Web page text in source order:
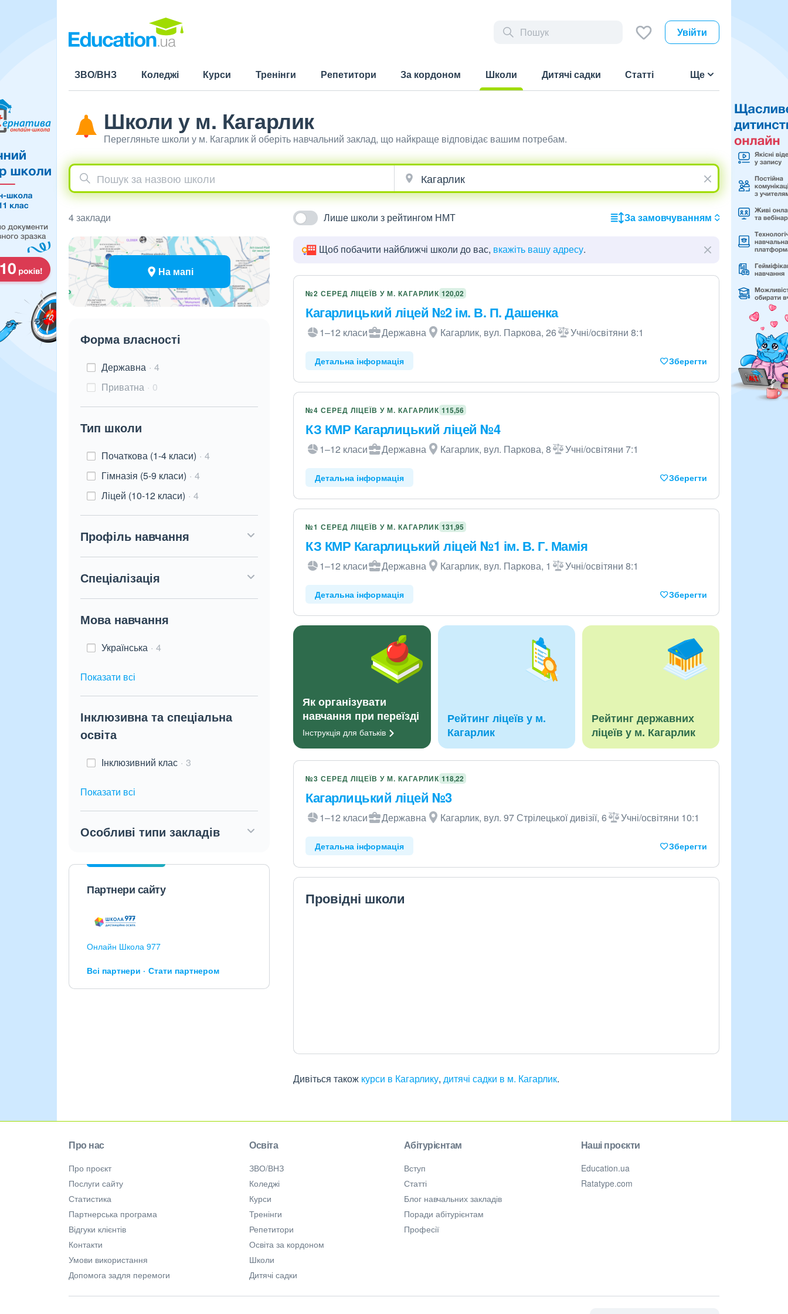
Увійти
ЗВО/ВНЗ Коледжі Курси Тренінги Репетитори За кордоном
Школи
Дитячі садки Статті Ще
Школи у м. Кагарлик
Перегляньте школи у м. Кагарлик й оберіть навчальний заклад, що найкраще відповідає вашим потребам.
4 заклади Лише школи з рейтингом НМТ За замовчуванням
На мапі
Форма власності
Державна
4
Приватна
0
Тип школи
Початкова (1-4 класи)
4
Гімназія (5-9 класи)
4
Ліцей (10-12 класи)
4
Профіль навчання
Спеціалізація
Мова навчання
Українська 4
Показати всі
Інклюзивна та спеціальна
освіта
Інклюзивний клас 3
Показати всі
Особливі типи закладів
Партнери сайту
Онлайн Школа 977
Всі партнери Стати партнером
Щоб побачити найближчі школи до вас, вкажіть вашу адресу.
№2 СЕРЕД ЛІЦЕЇВ У М. КАГАРЛИК 120,02
Кагарлицький ліцей №2 ім. В. П. Дашенка
1–12 класи Державна Кагарлик, вул. Паркова, 26 Учні/освітяни 8:1
Детальна інформація Зберегти
№4 СЕРЕД ЛІЦЕЇВ У М. КАГАРЛИК 115,56
КЗ КМР Кагарлицький ліцей №4
1–12 класи Державна Кагарлик, вул. Паркова, 8 Учні/освітяни 7:1
Детальна інформація Зберегти
№1 СЕРЕД ЛІЦЕЇВ У М. КАГАРЛИК 131,95
КЗ КМР Кагарлицький ліцей №1 ім. В. Г. Мамія
1–12 класи Державна Кагарлик, вул. Паркова, 1 Учні/освітяни 8:1
Детальна інформація Зберегти
Як організувати
навчання при переїзді
Інструкція длябатьків
Рейтинг ліцеїв у м.
Кагарлик
Рейтинг державних
ліцеїв у м. Кагарлик
№3 СЕРЕД ЛІЦЕЇВ У М. КАГАРЛИК 118,22
Кагарлицький ліцей №3
1–12 класи Державна Кагарлик, вул. 97 Стрілецької дивізії, 6 Учні/освітяни 10:1
Детальна інформація Зберегти
Провідні школи
Дивіться також курси в Кагарлику,дитячі садки в м. Кагарлик.
Про нас
Про проєкт
Послуги сайту
Статистика
Партнерська програма
Відгуки клієнтів
Контакти
Умови використання
Допомога задля перемоги
Освіта
ЗВО/ВНЗ
Коледжі
Курси
Тренінги
Репетитори
Освіта за кордоном
Школи
Дитячі садки
Абітурієнтам
Вступ
Статті
Блог навчальних закладів
Поради абітурієнтам
Професії
Наші проєкти
Education.ua
Ratatype.com